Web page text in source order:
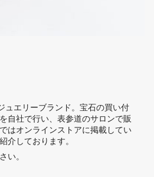
ュエリーブランド。宝石の買い付
自社で行い、表参道のサロンで販
はオンラインストアに掲載してい
介しております。
い。